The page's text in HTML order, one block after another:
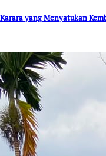
yang Menyatukan